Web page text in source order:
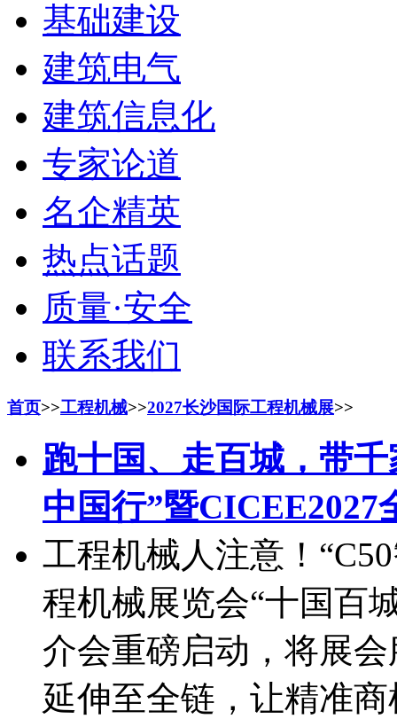
基础建设
建筑电气
建筑信息化
专家论道
名企精英
热点话题
质量·安全
联系我们
首页>>工程机械>>2027长沙国际工程机械展>>
跑十国、走百城，带
中国行”暨CICEE2027
工程机械人注意！
程机械展览会“十国百
介会重磅启动，将展
延伸至全链，让精准